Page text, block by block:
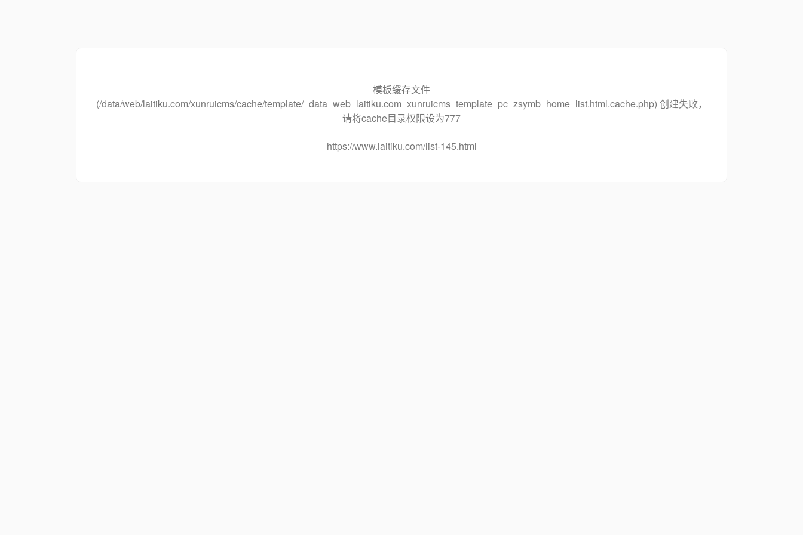
模板缓存文件
(/data/web/laitiku.com/xunruicms/cache/template/_data_web_laitiku.com_xunruicms_template_pc_zsymb_home_list.html.cache.php) 创建失败，
请将cache目录权限设为777
https://www.laitiku.com/list-145.html